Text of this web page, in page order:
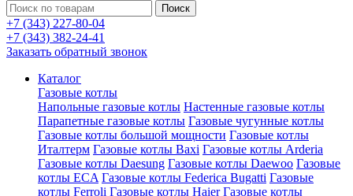
Поиск
+7 (343) 227-80-04
+7 (343) 382-24-41
Заказать обратный звонок
Каталог
Газовые котлы
Напольные газовые котлы Настенные газовые котлы
Парапетные газовые котлы Газовые чугунные котлы
Газовые котлы большой мощности Газовые котлы
Италтерм Газовые котлы Baxi Газовые котлы Arderia
Газовые котлы Daesung Газовые котлы Daewoo Газовые
котлы ECA Газовые котлы Federica Bugatti Газовые
котлы Ferroli Газовые котлы Haier Газовые котлы